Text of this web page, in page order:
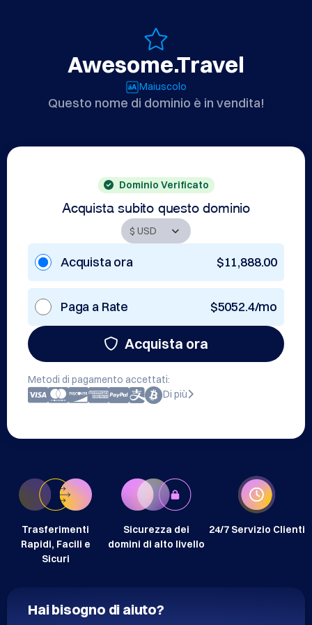
Awesome.Travel
Maiuscolo
Questo nome di dominio è in vendita!
Dominio Verificato
Acquista subito questo dominio
Acquista ora $11,888.00
Paga a Rate $5052.4/mo
Acquista ora
Metodi di pagamento accettati:
Di più
Trasferimenti
Rapidi, Facili e
Sicuri
Sicurezza dei
domini di alto livello
24/7 Servizio Clienti
Hai bisogno di aiuto?